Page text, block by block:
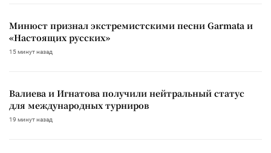
Минюст признал экстремистскими песни Garmata и
«Настоящих русских»
15 минут назад
Валиева и Игнатова получили нейтральный статус
для международных турниров
19 минут назад